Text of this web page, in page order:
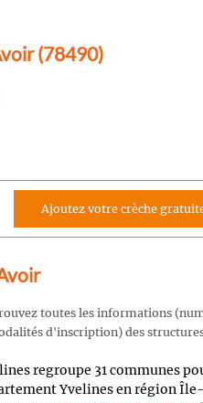
(78490)
Ajoutez votre crèche
toutes les informations
d'inscription) des
regroupe 31 communes
Yvelines en région